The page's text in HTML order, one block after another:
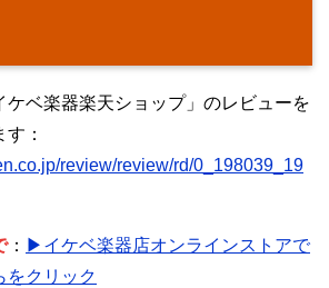
ケベ楽器楽天ショップ」のレビューを
：
review/review/rd/0_198039_19
： ▶イケベ楽器店オンラインストアで
をクリック